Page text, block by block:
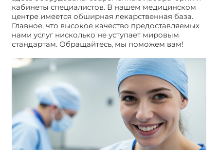
кабинеты специалистов. В нашем медицинском
центре имеется обширная лекарственная база.
Главное, что высокое качество предоставляемых
нами услуг нисколько не уступает мировым
стандартам. Обращайтесь, мы поможем вам!